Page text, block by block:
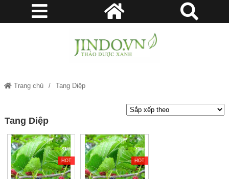
Trang chủ Tang Diệp
Tang Diệp
-31%
HOT
-31%
HOT